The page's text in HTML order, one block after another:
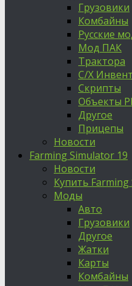
Грузовики
Комбайны
Русские
Мод ПАК
Трактора
С/Х
Скрипты
Объекты
Другое
Прицепы
Новости
Farming Simulator 19
Новости
Купить
Моды
Авто
Грузовики
Другое
Жатки
Карты
Комбайны